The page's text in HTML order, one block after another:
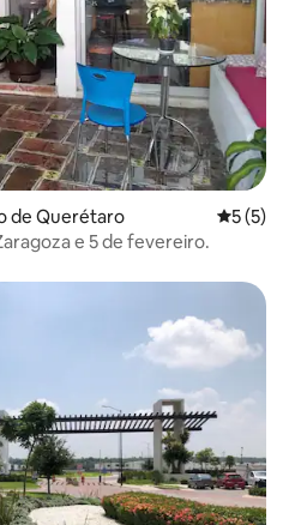
de Querétaro 5 de
5 (5)
e 5 de fevereiro.